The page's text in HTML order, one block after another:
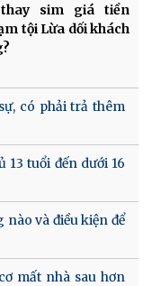
sim giá tiền
tội Lừa dối khách
có phải trả thêm
13 tuổi đến dưới 16
và điều kiện để
mất nhà sau hơn